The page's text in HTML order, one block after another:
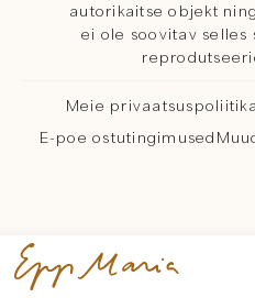
autorikaitse objekt
ei ole soovitav
Meie privaatsuspoliitika
E-poe ostutingimused